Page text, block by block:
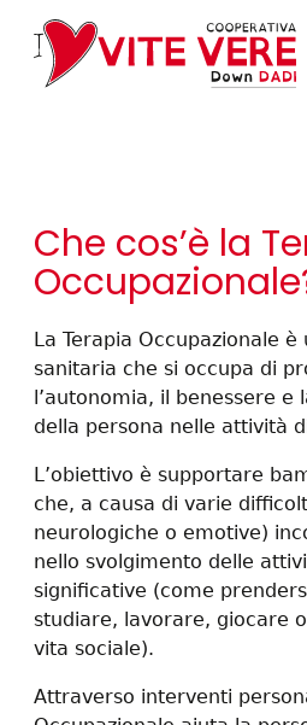
Che cos’è la
La Terapia Occupazionale
sanitaria che si occupa di
l’autonomia, il benessere e
della persona nelle attività
L’obiettivo è supportare
che, a causa di varie
neurologiche o emotive)
nello svolgimento delle
significative (come
studiare, lavorare, giocare
vita sociale).
Attraverso interventi